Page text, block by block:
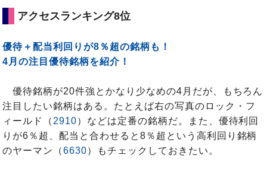
アクセスランキング8位
優待＋配当利回りが8％超の銘柄も！
4月の注目優待銘柄を紹介！
優待銘柄が20件強とかなり少なめの4月だが、もちろん
注目したい銘柄はある。たとえば右の写真のロック・フ
ィールド（ 2910）などは定番の銘柄だ。また、優待利回
りが6％超、配当と合わせると8％超という高利回り銘柄
のヤーマン（6630）もチェックしておきたい。